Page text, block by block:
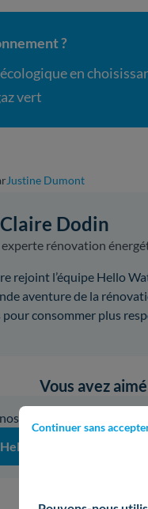
Continuer sans
?
en
vert
Justine Dumont
Dodin
experte rénovation
rejoint l’équipe Hello
aventure de la
pour consommer plus
Vous avez
prochaines publications
Watt sur Google